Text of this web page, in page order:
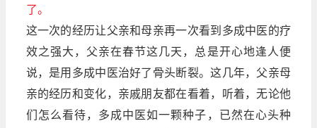
了。
这一次的经历让父亲和母亲再一次看到多成中医的疗
效之强大，父亲在春节这几天，总是开心地逢人便
说，是用多成中医治好了骨头断裂。这几年，父亲母
亲的经历和变化，亲戚朋友都在看着，听着，无论他
们怎么看待，多成中医如一颗种子，已然在心头种